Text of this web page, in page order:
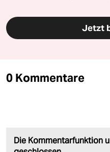
Jetzt
0 Kommentare
Die Kommentarfunktion